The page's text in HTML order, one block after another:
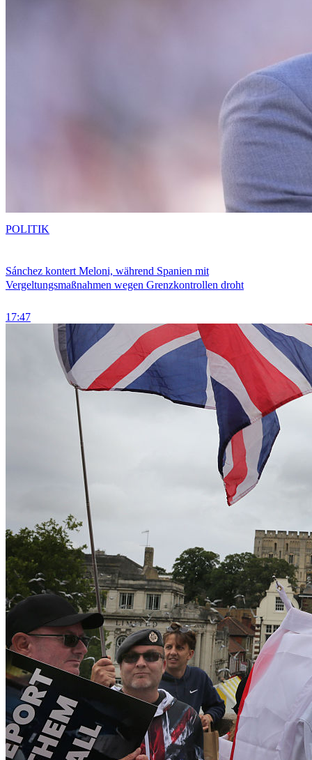
Sánchez kontert Meloni, während Spanien mit
Vergeltungsmaßnahmen wegen Grenzkontrollen droht
17:47
POLITIK